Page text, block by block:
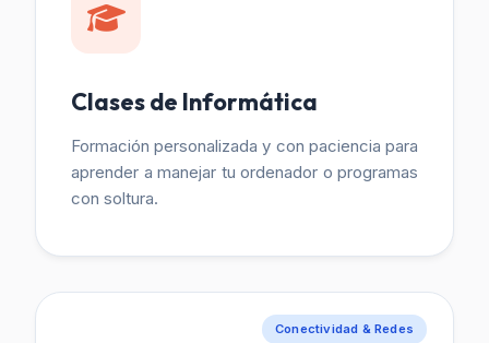
Clases de Informática
Formación personalizada y con paciencia para
aprender a manejar tu ordenador o programas
con soltura.
Conectividad & Redes